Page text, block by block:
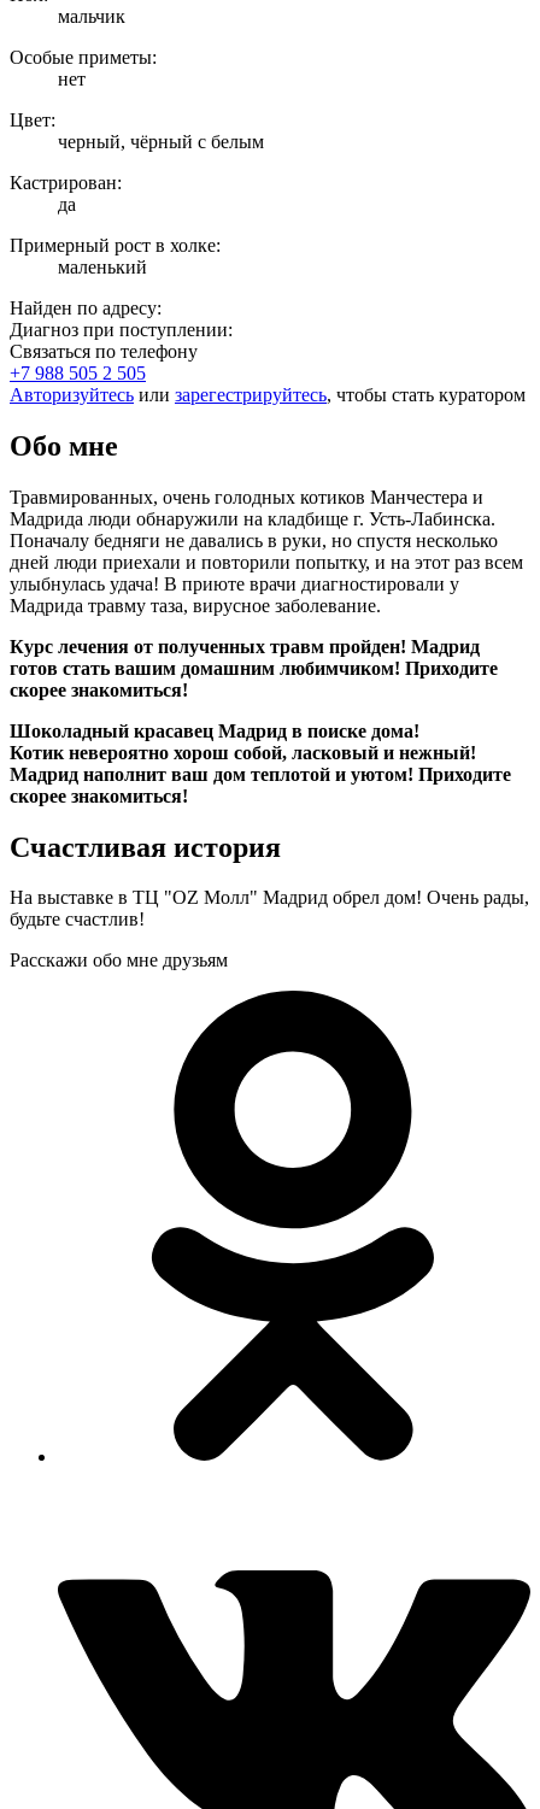
мальчик
Особые приметы:
нет
Цвет:
черный, чёрный с белым
Кастрирован:
да
Примерный рост в холке:
маленький
Найден по адресу:
Диагноз при поступлении:
Связаться по телефону
+7 988 505 2 505
Авторизуйтесь или зарегестрируйтесь, чтобы стать куратором
Обо мне
Травмированных, очень голодных котиков Манчестера и
Мадрида люди обнаружили на кладбище г. Усть-Лабинска.
Поначалу бедняги не давались в руки, но спустя несколько
дней люди приехали и повторили попытку, и на этот раз всем
улыбнулась удача! В приюте врачи диагностировали у
Мадрида травму таза, вирусное заболевание.
Курс лечения от полученных травм пройден! Мадрид
готов стать вашим домашним любимчиком! Приходите
скорее знакомиться!
Шоколадный красавец Мадрид в поиске дома!
Котик невероятно хорош собой, ласковый и нежный!
Мадрид наполнит ваш дом теплотой и уютом! Приходите
скорее знакомиться!
Счастливая история
На выставке в ТЦ "OZ Молл" Мадрид обрел дом! Очень рады,
будьте счастлив!
Расскажи обо мне друзьям